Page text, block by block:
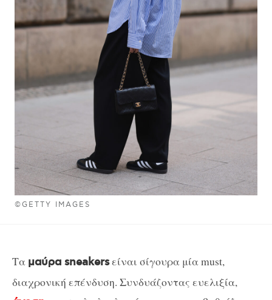
©GETTY IMAGES
Τα μαύρα sneakersείναι σίγουρα μία must,
διαχρονική επένδυση. Συνδυάζοντας ευελιξία,